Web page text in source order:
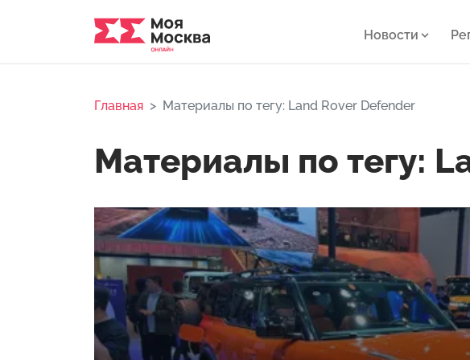
Новости
Главная Материалы по тегу: Land Rover Defender
Материалы по тегу: